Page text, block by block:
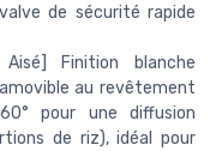
de sécurité rapide
Finition blanche
au revêtement
pour une diffusion
de riz), idéal pour